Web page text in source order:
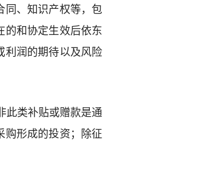
同、知识产权等，包
的和协定生效后依东
利润的期待以及风险
此类补贴或赠款是通
购形成的投资；除征